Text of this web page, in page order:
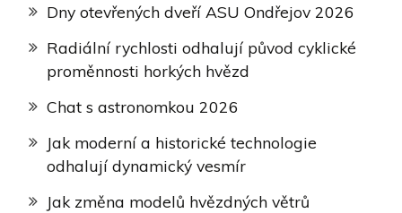
Dny otevřených dveří ASU Ondřejov 2026
Radiální rychlosti odhalují původ cyklické
proměnnosti horkých hvězd
Chat s astronomkou 2026
Jak moderní a historické technologie
odhalují dynamický vesmír
Jak změna modelů hvězdných větrů